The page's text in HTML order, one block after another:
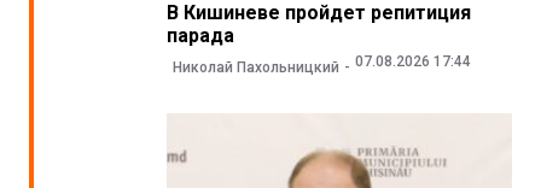
В Кишиневе пройдет репитиция
парада
Николай Пахольницкий 07.08.2026 17:44